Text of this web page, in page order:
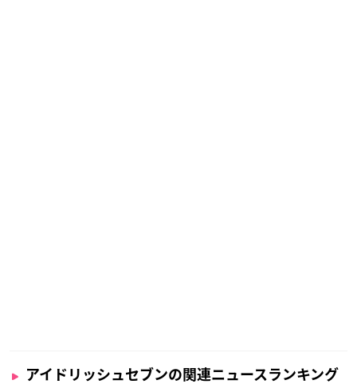
アイドリッシュセブンの関連ニュースランキング